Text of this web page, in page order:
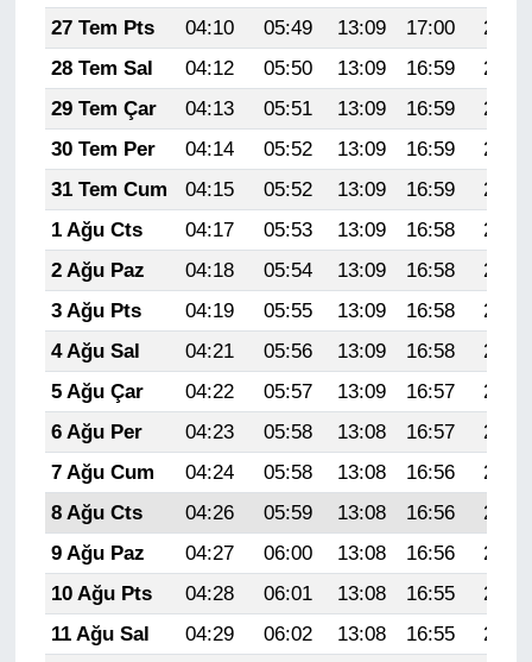
27 Tem Pts
04:10 05:49 13:09 17:00
20:19
28 Tem Sal
04:12 05:50 13:09 16:59
20:18
29 Tem Çar
04:13 05:51 13:09 16:59
20:17
30 Tem Per
04:14 05:52 13:09 16:59
20:16
31 Tem Cum
04:15 05:52 13:09 16:59
20:15
1 Ağu Cts
04:17 05:53 13:09 16:58
20:14
2 Ağu Paz
04:18 05:54 13:09 16:58
20:13
3 Ağu Pts
04:19 05:55 13:09 16:58
20:12
4 Ağu Sal
04:21 05:56 13:09 16:58
20:11
5 Ağu Çar
04:22 05:57 13:09 16:57
20:10
6 Ağu Per
04:23 05:58 13:08 16:57
20:09
7 Ağu Cum
04:24 05:58 13:08 16:56
20:08
8 Ağu Cts
04:26 05:59 13:08 16:56
20:07
9 Ağu Paz
04:27 06:00 13:08 16:56
20:06
10 Ağu Pts
04:28 06:01 13:08 16:55
20:05
11 Ağu Sal
04:29 06:02 13:08 16:55
20:04